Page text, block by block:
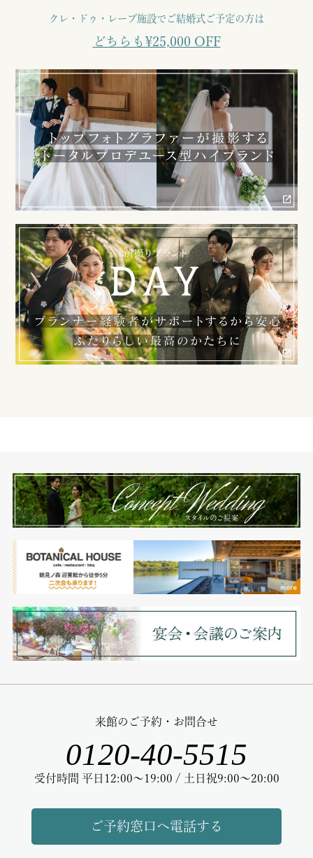
クレ・ドゥ・レーブ施設でご結婚式ご予定の方は
どちらも¥25,000 OFF
来館のご予約・お問合せ
0120-40-5515
受付時間 平日12:00～19:00 / 土日祝9:00～20:00
ご予約窓口へ電話する